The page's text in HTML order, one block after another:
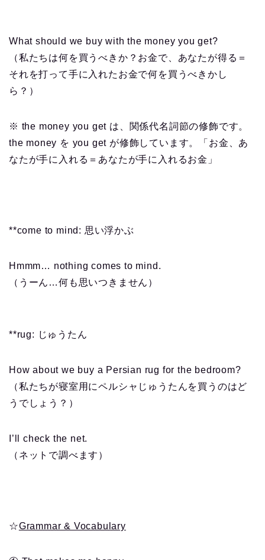
What should we buy with the money you get?
（私たちは何を買うべきか？お金で、あなたが得る＝
それを打って手に入れたお金で何を買うべきかし
ら？）
※ the money you get は、関係代名詞節の修飾です。
the money を you get が修飾しています。「お金、あ
なたが手に入れる＝あなたが手に入れるお金」
**come to mind: 思い浮かぶ
Hmmm… nothing comes to mind.
（うーん…何も思いつきません）
**rug: じゅうたん
How about we buy a Persian rug for the bedroom?
（私たちが寝室用にペルシャじゅうたんを買うのはど
うでしょう？）
I’ll check the net.
（ネットで調べます）
☆Grammar & Vocabulary